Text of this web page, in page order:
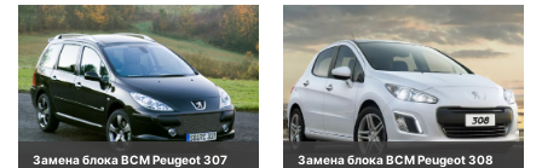
Замена блока BCM Peugeot 307 Замена блока BCM Peugeot 308